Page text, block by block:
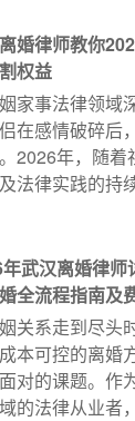
婚律师教你
权益
家事法律领域
在感情破碎后
2026年，随着
法律实践的持
武汉离婚律师
全流程指南及
关系走到尽头
本可控的离婚
对的课题。作
的法律从业者